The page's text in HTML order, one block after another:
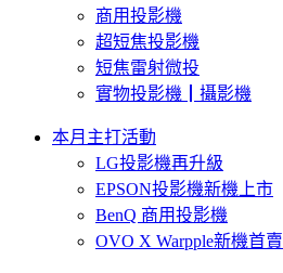
商用投影機
超短焦投影機
短焦雷射微投
實物投影機┃攝影機
本月主打活動
LG投影機再升級
EPSON投影機新機上市
BenQ 商用投影機
OVO X Warpple新機首賣